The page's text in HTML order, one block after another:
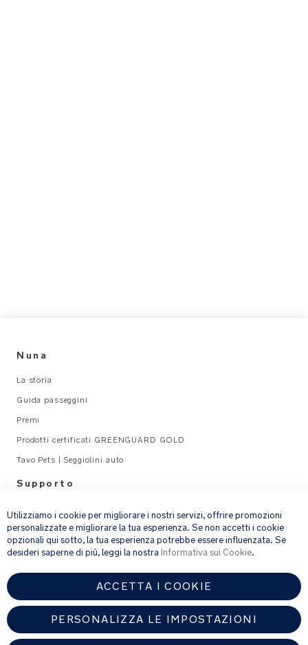
Nuna
La storia
Guida passeggini
Premi
Prodotti certificati GREENGUARD GOLD
Tavo Pets | Seggiolini auto
Supporto
email address ISCRIVITI
Fornendo l’indirizzo e-mail, acconsenti a ricevere via e-mail la nostra
newsletter e le informazioni su prodotti e offerte che potrebbero
interessarti.
Per ulteriori dettagli sul trattamento dei dati personali, consulta la
nostrainformativa sulla privacy.
Utilizziamo i cookie per migliorare i nostri servizi, offrire promozioni
personalizzate e migliorare la tua esperienza. Se non accetti i cookie
opzionali qui sotto, la tua esperienza potrebbe essere influenzata. Se
desideri saperne di più, leggi la nostra Informativa sui Cookie.
ACCETTA I COOKIE
PERSONALIZZA LE IMPOSTAZIONI